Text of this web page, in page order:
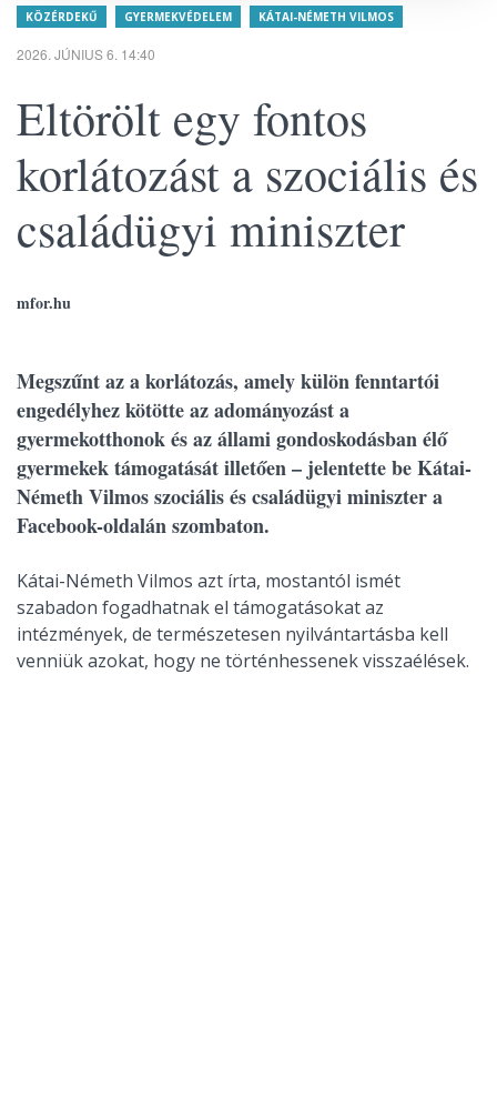
KÖZÉRDEKŰ GYERMEKVÉDELEM KÁTAI-NÉMETH VILMOS
2026. JÚNIUS 6. 14:40
Eltörölt egy fontos
korlátozást a szociális és
családügyi miniszter
mfor.hu
Megszűnt az a korlátozás, amely külön fenntartói
engedélyhez kötötte az adományozást a
gyermekotthonok és az állami gondoskodásban élő
gyermekek támogatását illetően – jelentette be Kátai-
Németh Vilmos szociális és családügyi miniszter a
Facebook-oldalán szombaton.
Kátai-Németh Vilmos azt írta, mostantól ismét
szabadon fogadhatnak el támogatásokat az
intézmények, de természetesen nyilvántartásba kell
venniük azokat, hogy ne történhessenek visszaélések.